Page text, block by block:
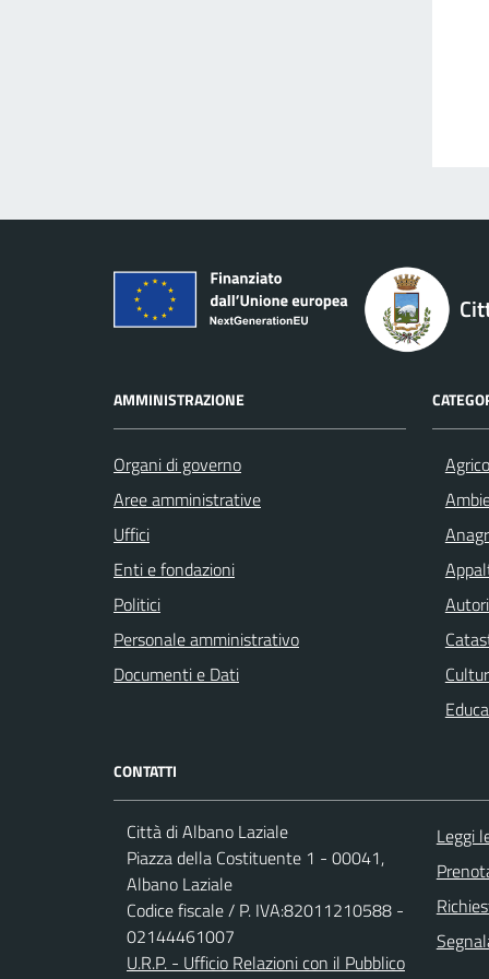
AMMINISTRAZIONE
Organi di governo
Aree amministrative
Uffici
Enti e fondazioni
Politici
Personale amministrativo
Documenti e Dati
CONTATTI
Città di Albano Laziale
Piazza della Costituente 1 - 00041,
Albano Laziale
Codice fiscale / P. IVA:82011210588 -
02144461007
U.R.P. - Ufficio Relazioni con il Pubblico
Leggi